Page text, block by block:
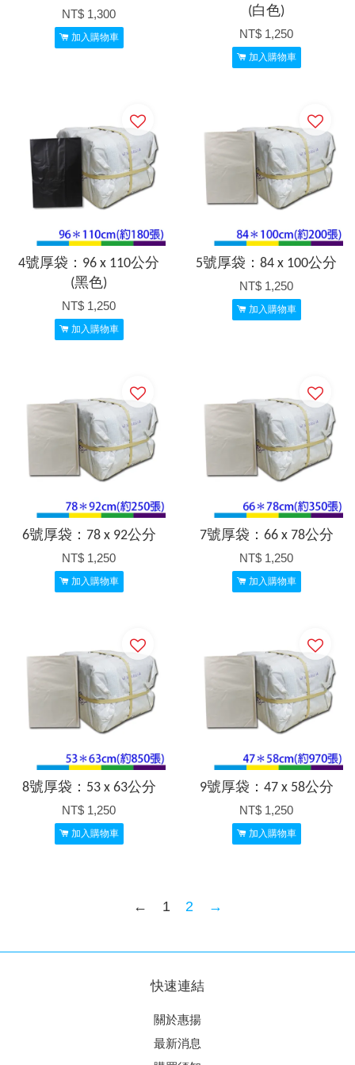
NT$ 1,300
加入購物車
(白色)
NT$ 1,250
加入購物車
4號厚袋：96 x 110公分
(黑色)
NT$ 1,250
加入購物車
5號厚袋：84 x 100公分
NT$ 1,250
加入購物車
6號厚袋：78 x 92公分
NT$ 1,250
加入購物車
7號厚袋：66 x 78公分
NT$ 1,250
加入購物車
8號厚袋：53 x 63公分
NT$ 1,250
加入購物車
9號厚袋：47 x 58公分
NT$ 1,250
加入購物車
← 1 2 →
快速連結
關於惠揚
最新消息